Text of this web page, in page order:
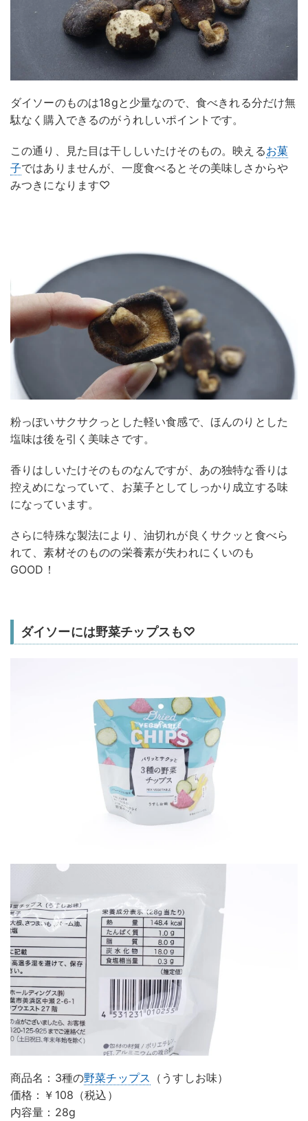
ダイソーのものは18gと少量なので、食べきれる分だけ無
駄なく購入できるのがうれしいポイントです。
この通り、見た目は干ししいたけそのもの。映えるお菓
子ではありませんが、一度食べるとその美味しさからや
みつきになります♡
粉っぽいサクサクっとした軽い食感で、ほんのりとした
塩味は後を引く美味さです。
香りはしいたけそのものなんですが、あの独特な香りは
控えめになっていて、お菓子としてしっかり成立する味
になっています。
さらに特殊な製法により、油切れが良くサクッと食べら
れて、素材そのものの栄養素が失われにくいのも
GOOD！
ダイソーには野菜チップスも♡
商品名：3種の野菜チップス （うすしお味）
価格：￥108（税込）
内容量：28g